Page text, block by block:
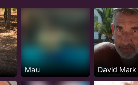
Mau David Mark